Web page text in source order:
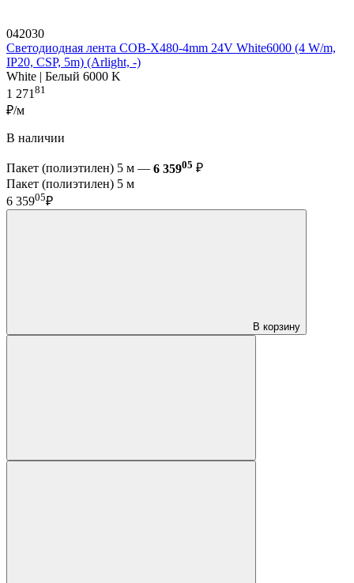
042030
Светодиодная лента COB-X480-4mm 24V White6000 (4 W/m,
IP20, CSP, 5m) (Arlight, -)
White | Белый 6000 K
1 27181
₽/м
В наличии
Пакет (полиэтилен) 5 м — 6 35905 ₽
Пакет (полиэтилен) 5 м
6 35905₽
В корзину